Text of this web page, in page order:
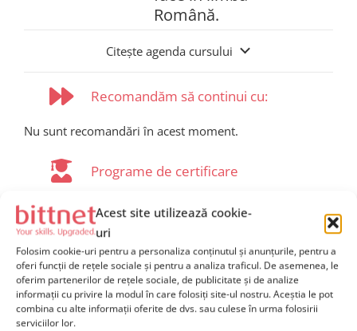
Acest site utilizează cookie-
uri
Folosim cookie-uri pentru a personaliza conținutul și anunțurile, pentru a
oferi funcții de rețele sociale și pentru a analiza traficul. De asemenea, le
oferim partenerilor de rețele sociale, de publicitate și de analize
informații cu privire la modul în care folosiți site-ul nostru. Aceștia le pot
combina cu alte informații oferite de dvs. sau culese în urma folosirii
serviciilor lor.
Română.
Citește agenda cursului
Recomandăm să continui cu:
Nu sunt recomandări în acest moment.
Programe de certificare
Pentru obtine
Microsoft Applied Skills Credential,
fiecareparticipant
În
această lucrare laborator veifi invitat să
realizezi
mai multe activitățipractice.Vei avea ladispoziție2 ore
pentruafinaliza aceste activități.Pentruapromova
trebui să realizezi corect70% dinactivități.